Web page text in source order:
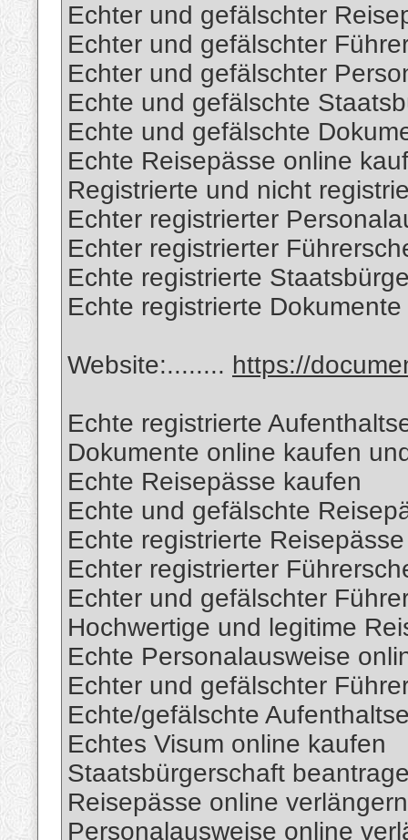
Echter und gefälschter
Echter und gefälschter
Echter und gefälschter
Echte und gefälschte
Echte und gefälschte
Echte Reisepässe online
Registrierte und nicht
Echter registrierter
Echter registrierter
Echte registrierte
Echte registrierte
Website:........ https://
Echte registrierte
Dokumente online kaufen
Echte Reisepässe kaufen
Echte und gefälschte
Echte registrierte
Echter registrierter
Echter und gefälschter
Hochwertige und legitime
Echte Personalausweise
Echter und gefälschter
Echte/gefälschte
Echtes Visum online kaufen
Staatsbürgerschaft
Reisepässe online verlängern
Personalausweise online